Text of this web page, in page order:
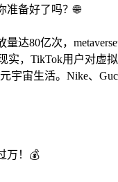
准备好了吗？🌐
达80亿次，
，TikTok用户对虚
宙生活。Nike、
万！💰